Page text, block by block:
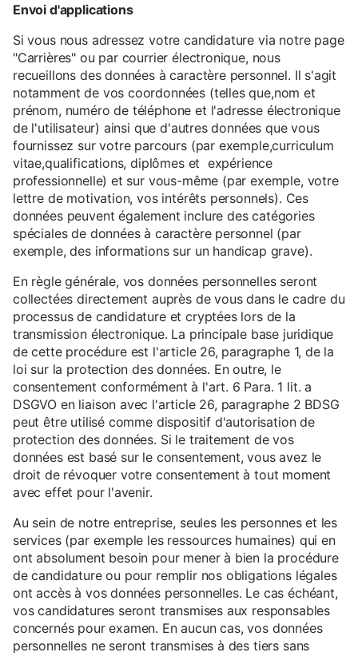
Envoi d'applications
Si vous nous adressez votre candidature via notre page
"Carrières" ou par courrier électronique, nous
recueillons des données à caractère personnel. Il s'agit
notamment de vos coordonnées (telles que,nom et
prénom, numéro de téléphone et l'adresse électronique
de l'utilisateur) ainsi que d'autres données que vous
fournissez sur votre parcours (par exemple,curriculum
vitae,qualifications, diplômes et expérience
professionnelle) et sur vous-même (par exemple, votre
lettre de motivation, vos intérêts personnels). Ces
données peuvent également inclure des catégories
spéciales de données à caractère personnel (par
exemple, des informations sur un handicap grave).
En règle générale, vos données personnelles seront
collectées directement auprès de vous dans le cadre du
processus de candidature et cryptées lors de la
transmission électronique. La principale base juridique
de cette procédure est l'article 26, paragraphe 1, de la
loi sur la protection des données. En outre, le
consentement conformément à l'art. 6 Para. 1 lit. a
DSGVO en liaison avec l'article 26, paragraphe 2 BDSG
peut être utilisé comme dispositif d'autorisation de
protection des données. Si le traitement de vos
données est basé sur le consentement, vous avez le
droit de révoquer votre consentement à tout moment
avec effet pour l'avenir.
Au sein de notre entreprise, seules les personnes et les
services (par exemple les ressources humaines) qui en
ont absolument besoin pour mener à bien la procédure
de candidature ou pour remplir nos obligations légales
ont accès à vos données personnelles. Le cas échéant,
vos candidatures seront transmises aux responsables
concernés pour examen. En aucun cas, vos données
personnelles ne seront transmises à des tiers sans